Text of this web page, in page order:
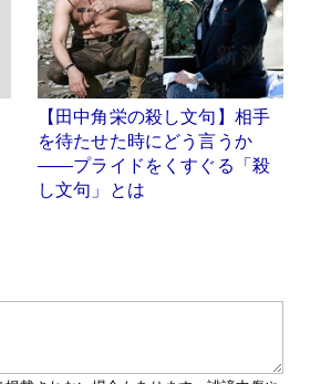
【田中角栄の殺し文句】相手
を待たせた時にどう言うか
――プライドをくすぐる「殺
し文句」とは